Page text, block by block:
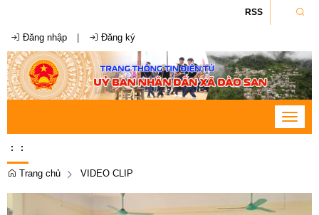
RSS
Đăng nhập Đăng ký
Toggle
: :
Trang chủ VIDEO CLIP